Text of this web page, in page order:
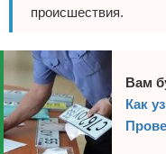
происшествия.
Вам
Как